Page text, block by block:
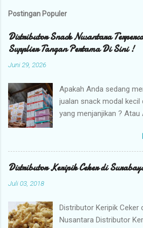
Postingan Populer
Distributor Snack Nusantara
Supplier Tangan Pertama Di Sini !
Juni 29, 2026
Apakah Anda sedang
jualan snack modal kecil
yang menjanjikan ? Atau
tangan pertama
kiloan termurah ?
sebagai jawaban atas
Kami adalah distributor
berkualitas premium
pusat (tangan pertama).
Distributor Keripik Ceker di
Juli 03, 2018
Distributor Keripik Ceker
Nusantara Distributor